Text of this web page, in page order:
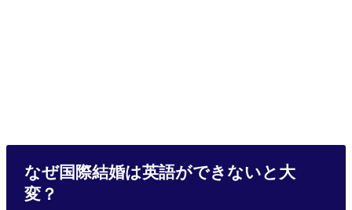
なぜ国際結婚は英語ができないと大
変？